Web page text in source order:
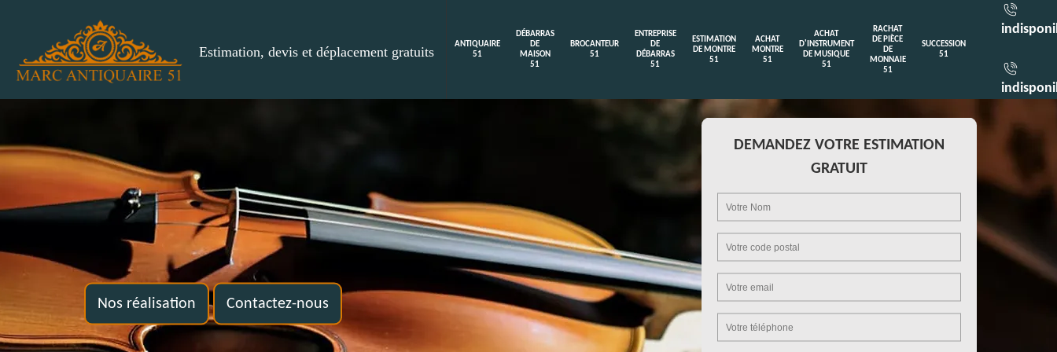
Estimation, devis et déplacement gratuits
ANTIQUAIRE
51
DÉBARRAS
DE
MAISON
51
BROCANTEUR
51
ENTREPRISE
DE
DÉBARRAS
51
ESTIMATION
DE MONTRE
51
ACHAT
MONTRE
51
ACHAT
D'INSTRUMENT
DE MUSIQUE
51
RACHAT
DE PIÈCE
DE
MONNAIE
51
SUCCESSION
51
Nos réalisation Contactez-nous
DEMANDEZ VOTRE ESTIMATION
GRATUIT